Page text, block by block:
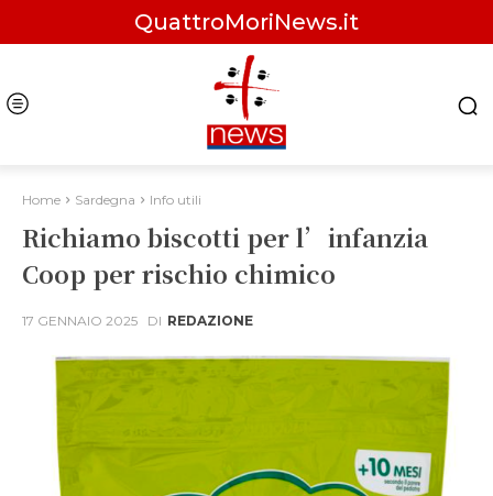
QuattroMoriNews.it
Home Sardegna Info utili
Richiamo biscotti per l’infanzia
Coop per rischio chimico
17 GENNAIO 2025 DI REDAZIONE